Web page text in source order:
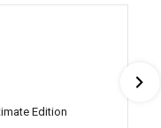
Edition